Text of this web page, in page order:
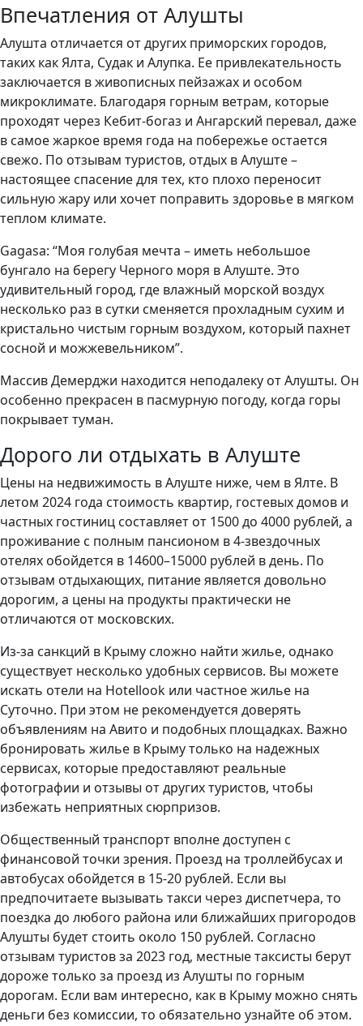
Впечатления от Алушты
Алушта отличается от других приморских городов,
таких как Ялта, Судак и Алупка. Ее привлекательность
заключается в живописных пейзажах и особом
микроклимате. Благодаря горным ветрам, которые
проходят через Кебит-богаз и Ангарский перевал, даже
в самое жаркое время года на побережье остается
свежо. По отзывам туристов, отдых в Алуште –
настоящее спасение для тех, кто плохо переносит
сильную жару или хочет поправить здоровье в мягком
теплом климате.
Gagasa: “Моя голубая мечта – иметь небольшое
бунгало на берегу Черного моря в Алуште. Это
удивительный город, где влажный морской воздух
несколько раз в сутки сменяется прохладным сухим и
кристально чистым горным воздухом, который пахнет
сосной и можжевельником”.
Массив Демерджи находится неподалеку от Алушты. Он
особенно прекрасен в пасмурную погоду, когда горы
покрывает туман.
Дорого ли отдыхать в Алуште
Цены на недвижимость в Алуште ниже, чем в Ялте. В
летом 2024 года стоимость квартир, гостевых домов и
частных гостиниц составляет от 1500 до 4000 рублей, а
проживание с полным пансионом в 4-звездочных
отелях обойдется в 14600–15000 рублей в день. По
отзывам отдыхающих, питание является довольно
дорогим, а цены на продукты практически не
отличаются от московских.
Из-за санкций в Крыму сложно найти жилье, однако
существует несколько удобных сервисов. Вы можете
искать отели на Hotellook или частное жилье на
Суточно. При этом не рекомендуется доверять
объявлениям на Авито и подобных площадках. Важно
бронировать жилье в Крыму только на надежных
сервисах, которые предоставляют реальные
фотографии и отзывы от других туристов, чтобы
избежать неприятных сюрпризов.
Общественный транспорт вполне доступен с
финансовой точки зрения. Проезд на троллейбусах и
автобусах обойдется в 15-20 рублей. Если вы
предпочитаете вызывать такси через диспетчера, то
поездка до любого района или ближайших пригородов
Алушты будет стоить около 150 рублей. Согласно
отзывам туристов за 2023 год, местные таксисты берут
дороже только за проезд из Алушты по горным
дорогам. Если вам интересно, как в Крыму можно снять
деньги без комиссии, то обязательно узнайте об этом.